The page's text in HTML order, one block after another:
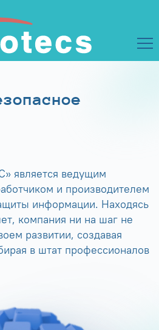
является ведущим
и производителем
информации. Находясь
компания ни на шаг не
развитии, создавая
в штат профессионалов